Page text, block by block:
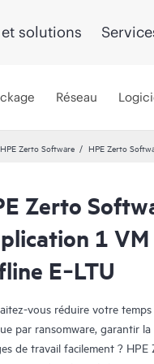
solutions
Réseau
HPE Zerto Software HPE Zerto
Zerto
1
E‑LTU
vous réduire votre
par ransomware, garantir
de travail facilement ?